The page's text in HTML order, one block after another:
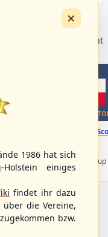
Livestream Übersicht
Europe
Box-
Baseball European
B Pool 2026 - Group
×
1986 hat sich
einiges
findet ihr dazu
die Vereine,
bzw.